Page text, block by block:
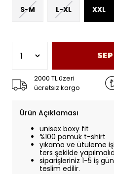
S-M L-XL XXL
2000 TL üzeri
ücretsiz kargo
Ürün Açıklaması
unisex boxy fit
%100 pamuk t-shirt
yıkama ve ütüleme
ters şekilde
siparişleriniz 1-5 iş
teslim edilir.